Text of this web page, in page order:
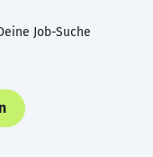
Job-Suche